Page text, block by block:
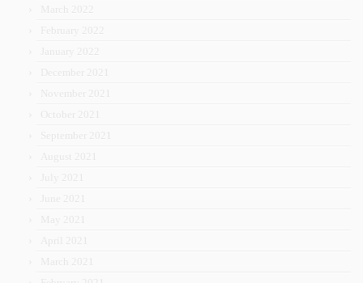
March 2022
February 2022
January 2022
December 2021
November 2021
October 2021
September 2021
August 2021
July 2021
June 2021
May 2021
April 2021
March 2021